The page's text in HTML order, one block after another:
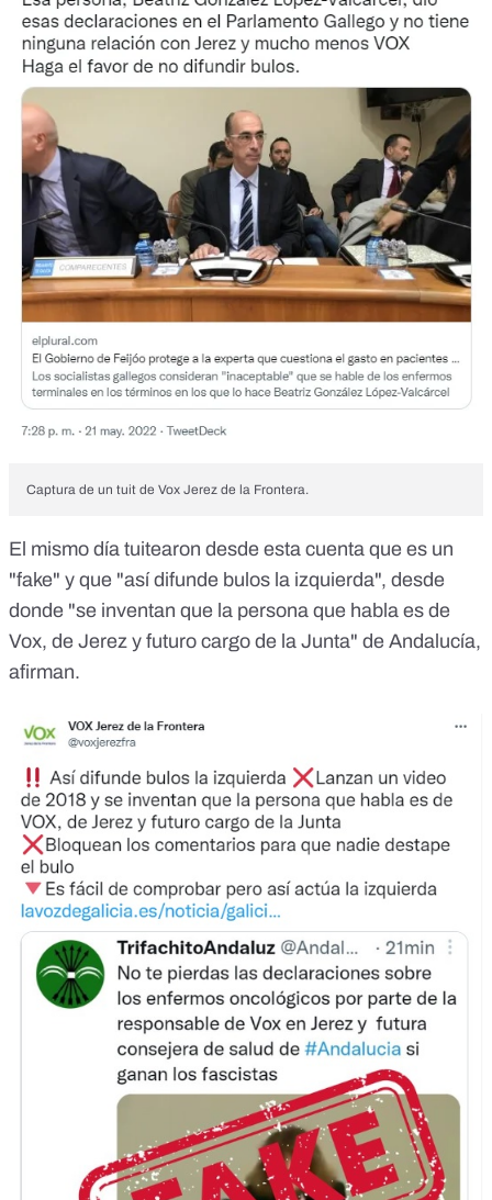
Captura de un tuit de Vox Jerez de la Frontera.
El mismo día tuitearon desde esta cuenta que es un
"fake" y que "así difunde bulos la izquierda", desde
donde "se inventan que la persona que habla es de
Vox, de Jerez y futuro cargo de la Junta" de Andalucía,
afirman.